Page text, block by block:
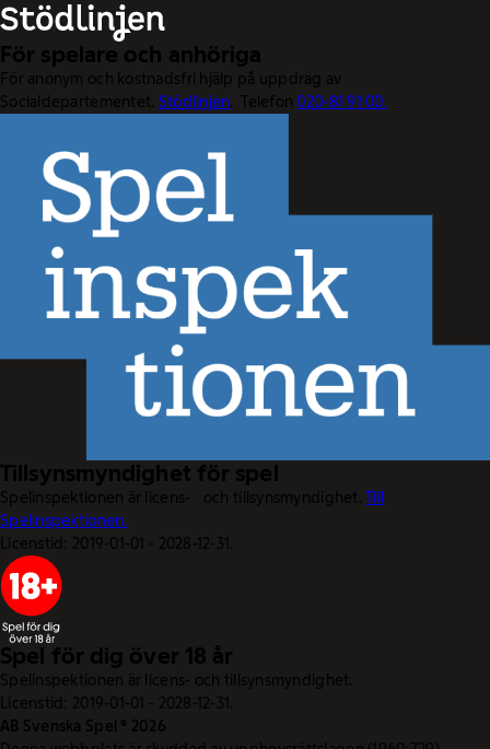
För spelare och anhöriga
För anonym och kostnadsfri hjälp på uppdrag av
Socialdepartementet. Stödlinjen. Telefon020-81 91 00.
Tillsynsmyndighet för spel
Spelinspektionen är licens- och tillsynsmyndighet.Till
Spelinspektionen.
Licenstid: 2019-01-01 - 2028-12-31.
Spel för dig över 18 år
Spelinspektionen är licens- och tillsynsmyndighet.
Licenstid: 2019-01-01 - 2028-12-31.
AB Svenska Spel © 2026